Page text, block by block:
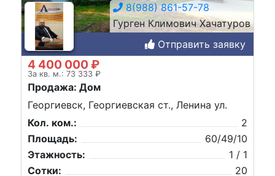
8(988) 861-57-78
Гурген Климович Хачатуров
Отправить заявку
4 400 000 ₽
За кв. м.: 73 333 ₽
Продажа: Дом
Георгиевск, Георгиевская ст., Ленина ул.
Кол. ком.:
2
Площадь:
60/49/10
Этажность:
1 / 1
Сотки:
20